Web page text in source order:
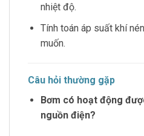
nhiệt độ.
Tính toán áp suất khí
muốn.
Câu hỏi thường gặp
Bơm có hoạt động
nguồn điện?